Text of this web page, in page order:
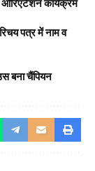
ओरिएंटेशन कार्यक्रम
पत्र में नाम व
बना चैंपियन